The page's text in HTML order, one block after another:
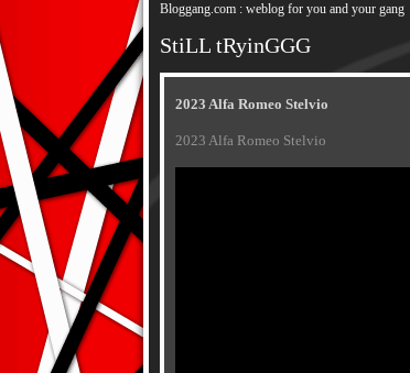
Bloggang.com : weblog for you and your gang
StiLL tRyinGGG
2023 Alfa Romeo Stelvio
2023 Alfa Romeo Stelvio